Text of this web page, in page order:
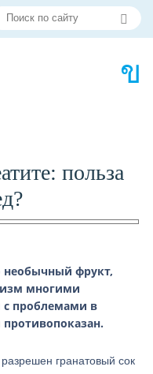
польза
необычный фрукт,
многими
проблемами в
гранатовый сок